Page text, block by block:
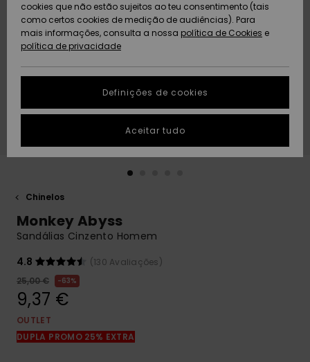
Artigos
recém-
chegados
Coleções
Artigos
recém-
chegados
Highlights
Community
AJUDA
Protecção de
dados
Guia de
tamanhos
conversa para
obteres a
resposta mais
rápida à tua
conversa
respostas
para as
formulário de
contacto.
SUSTAINABILITY
PRESENTE
DESEJO
Chinelos
Monkey Abyss
Sandálias Cinzento Homem
4.8
(130 Avaliações)
25,00 €
63%
9,37 €
OUTLET
DUPLA PROMO 25% EXTRA
cookies que não estão sujeitos ao teu consentimento (tais
como certos cookies de medição de audiências). Para
mais informações, consulta a nossa política de Cookies e
política de privacidade
Definições de cookies
Aceitar tudo